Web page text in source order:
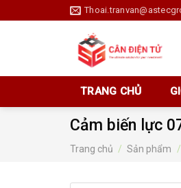
to
TRANG CHỦ
Cảm biến lực
Trang chủ / Sản phẩm /